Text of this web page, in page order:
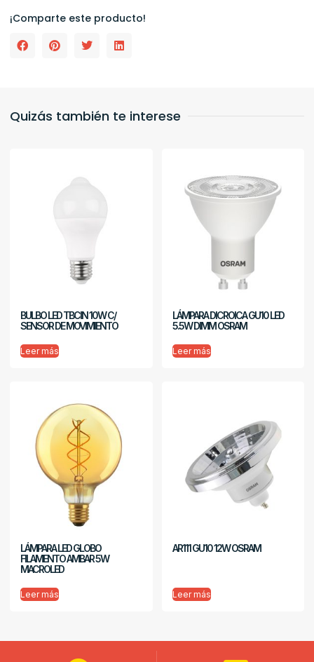
¡Comparte este producto!
Quizás también te interese
BULBO LED TBCIN 10W C/
SENSOR DE MOVIMIENTO
Leer más
LÁMPARA DICROICA GU10 LED
5.5W DIMM OSRAM
Leer más
LÁMPARA LED GLOBO
FILAMENTO AMBAR 5W
MACROLED
Leer más
AR111 GU10 12W OSRAM
Leer más